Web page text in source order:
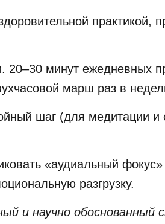
практикой,
20–30 минут ежедневных
марш раз в
шаг (для медитации и
«аудиальный
разгрузку.
и научно обоснованный